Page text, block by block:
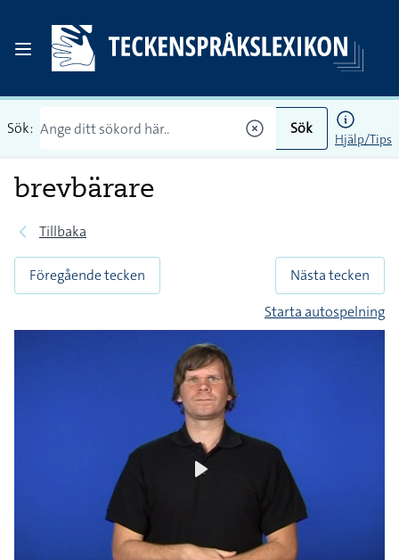
Sök: Sök
Hjälp/Tips
brevbärare
Tillbaka
Föregående tecken
Nästa tecken
Starta autospelning